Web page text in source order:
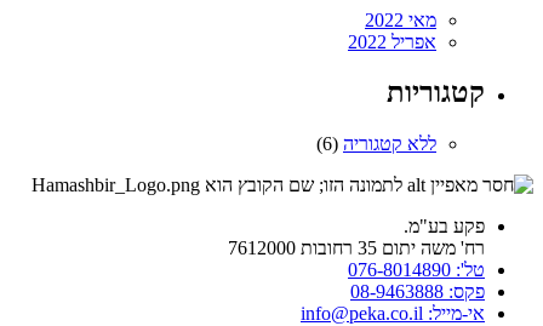
מאי 2022
אפריל 2022
קטגוריות
ללא קטגוריה (6)
פקע בע"מ.
רח' משה יתום 35 רחובות 7612000
טל': 076-8014890
פקס: 08-9463888
אי-מייל: info@peka.co.il